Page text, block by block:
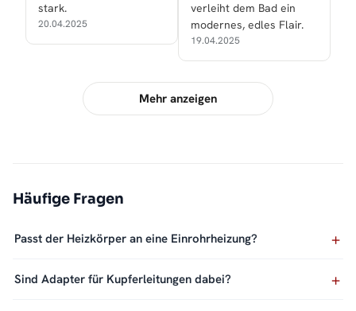
stark.
20.04.2025
verleiht dem Bad ein
modernes, edles Flair.
19.04.2025
Mehr anzeigen
Häufige Fragen
Passt der Heizkörper an eine Einrohrheizung?
Sind Adapter für Kupferleitungen dabei?